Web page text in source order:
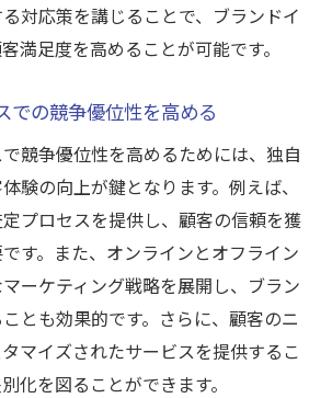
対応策を講じることで、ブランドイ
満足度を高めることが可能です。
での競争優位性を高める
競争優位性を高めるためには、独自
験の向上が鍵となります。例えば、
プロセスを提供し、顧客の信頼を獲
す。また、オンラインとオフライン
ーケティング戦略を展開し、ブラン
とも効果的です。さらに、顧客のニ
マイズされたサービスを提供するこ
化を図ることができます。